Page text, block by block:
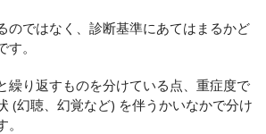
のではなく、診断基準にあてはまるかど
。
繰り返すものを分けている点、重症度で
(幻聴、幻覚など) を伴うかいなかで分け